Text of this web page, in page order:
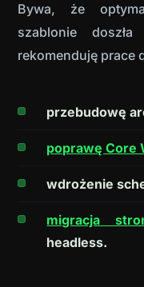
Bywa, że
szablonie
rekomenduję prace
przebudowę
poprawę Core
wdrożenie
migracja
headless.